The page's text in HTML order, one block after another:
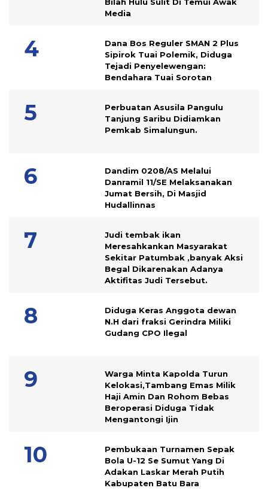
Media
Dana Bos Reguler SMAN 2 Plus
Sipirok Tuai Polemik, Diduga
Tejadi Penyelewengan:
Bendahara Tuai Sorotan
Perbuatan Asusila Pangulu
Tanjung Saribu Didiamkan
Pemkab Simalungun.
Dandim 0208/AS Melalui
Danramil 11/SE Melaksanakan
Jumat Bersih, Di Masjid
Hudallinnas
Judi tembak ikan
Meresahkankan Masyarakat
Sekitar Patumbak ,banyak Aksi
Begal Dikarenakan Adanya
Aktifitas Judi Tersebut.
Diduga Keras Anggota dewan
N.H dari fraksi Gerindra Miliki
Gudang CPO Ilegal
Warga Minta Kapolda Turun
Kelokasi,Tambang Emas Milik
Haji Amin Dan Rohom Bebas
Beroperasi Diduga Tidak
Mengantongi Ijin
Pembukaan Turnamen Sepak
Bola U-12 Se Sumut Yang Di
Adakan Laskar Merah Putih
Kabupaten Batu Bara